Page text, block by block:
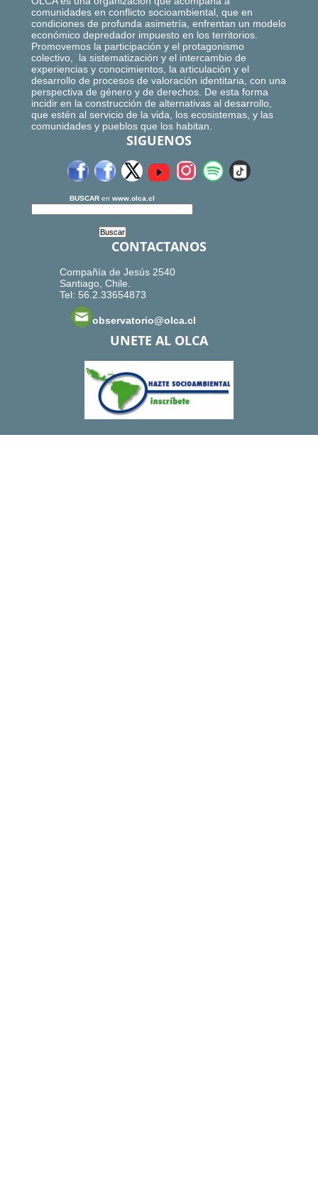
comunidades en conflicto socioambiental, que en
condiciones de profunda asimetría, enfrentan un modelo
económico depredador impuesto en los territorios.
Promovemos la participación y el protagonismo
colectivo, la sistematización y el intercambio de
experiencias y conocimientos, la articulación y el
desarrollo de procesos de valoración identitaria, con una
perspectiva de género y de derechos. De esta forma
incidir en la construcción de alternativas al desarrollo,
que estén al servicio de la vida, los ecosistemas, y las
comunidades y pueblos que los habitan.
SIGUENOS
BUSCAR en www.olca.cl
CONTACTANOS
Compañía de Jesús 2540
Santiago, Chile.
Tel: 56.2.33654873
observatorio@olca.cl
UNETE AL OLCA